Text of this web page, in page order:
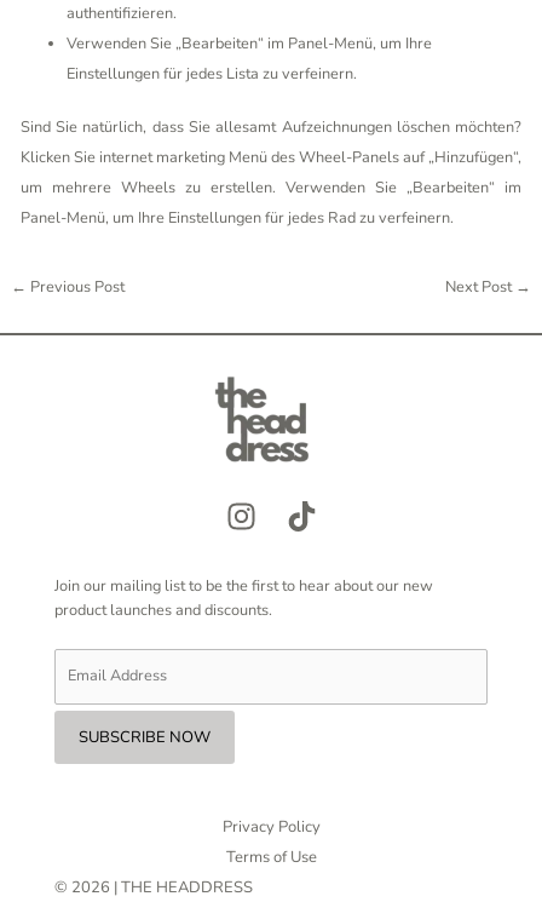
authentifizieren.
Verwenden Sie „Bearbeiten“ im Panel-Menü, um Ihre
Einstellungen für jedes Lista zu verfeinern.
Sind Sie natürlich, dass Sie allesamt Aufzeichnungen löschen möchten?
Klicken Sie internet marketing Menü des Wheel-Panels auf „Hinzufügen“,
um mehrere Wheels zu erstellen. Verwenden Sie „Bearbeiten“ im
Panel-Menü, um Ihre Einstellungen für jedes Rad zu verfeinern.
← Previous Post Next Post →
Join our mailing list to be the first to hear about our new
product launches and discounts.
Privacy Policy
Terms of Use
© 2026 | THE HEADDRESS